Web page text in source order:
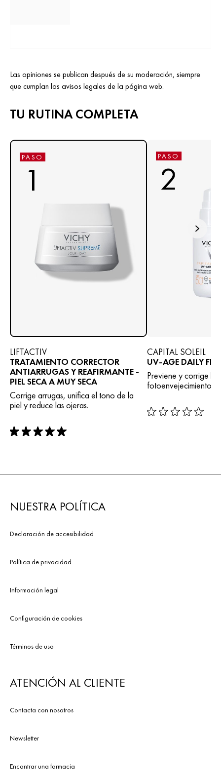
Las opiniones se publican después de su moderación, siempre
que cumplan los avisos legales de la página web.
TU RUTINA COMPLETA
PASO
1
LIFTACTIV
TRATAMIENTO CORRECTOR
ANTIARRUGAS Y REAFIRMANTE -
PIEL SECA A MUY SECA
Corrige arrugas, unifica el tono de la
piel y reduce las ojeras.
rating: 5 out of 5
PASO
2
CAPITAL SOLEIL
UV-AGE DAILY
Previene y corrige
fotoenvejecimiento.
rating: 0 out of 5
NUESTRA POLÍTICA
Declaración de accesibilidad
Política de privacidad
Información legal
Configuración de cookies
Términos de uso
ATENCIÓN AL CLIENTE
Contacta con nosotros
Newsletter
Encontrar una farmacia